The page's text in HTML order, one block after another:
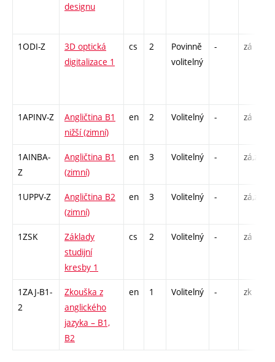
designu
1ODI-Z
3D optická
digitalizace 1
cs 2
Povinně
volitelný
- zá
1APINV-Z
Angličtina B1
nižší (zimní)
en 2 Volitelný - zá
1AINBA-
Z
Angličtina B1
(zimní)
en 3 Volitelný - zá,zk
1UPPV-Z
Angličtina B2
(zimní)
en 3 Volitelný - zá,zk
1ZSK
Základy
studijní
kresby 1
cs 2 Volitelný - zá
1ZAJ-B1-
2
Zkouška z
anglického
jazyka – B1,
B2
en 1 Volitelný - zk